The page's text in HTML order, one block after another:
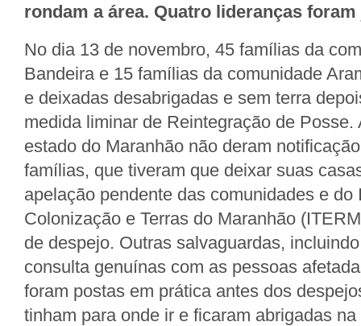
rondam a área. Quatro lideranças
No dia 13 de novembro, 45 famílias da
Bandeira e 15 famílias da comunidade
e deixadas desabrigadas e sem terra
medida liminar de Reintegração de Posse.
estado do Maranhão não deram
famílias, que tiveram que deixar suas
apelação pendente das comunidades e do
Colonização e Terras do Maranhão
de despejo. Outras salvaguardas,
consulta genuínas com as pessoas
foram postas em prática antes dos
tinham para onde ir e ficaram abrigadas